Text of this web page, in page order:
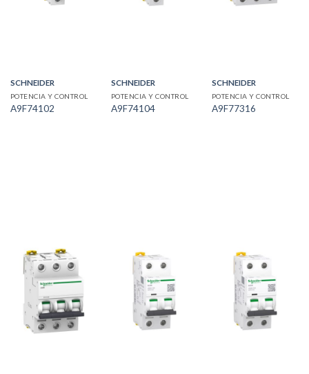
SCHNEIDER
POTENCIA Y CONTROL
A9F74102
SCHNEIDER
POTENCIA Y CONTROL
A9F74104
SCHNEIDER
POTENCIA Y CONTROL
A9F77316